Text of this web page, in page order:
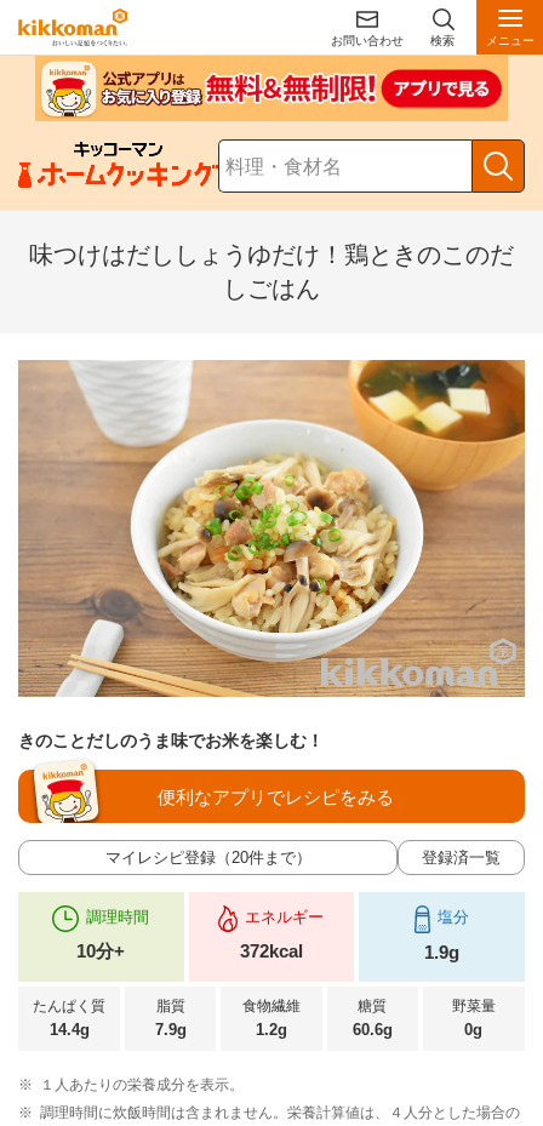
お問い合わせ 検索 メニュー
味つけはだししょうゆだけ！鶏ときのこのだ
しごはん
きのことだしのうま味でお米を楽しむ！
マイレシピ登録（20件まで） 登録済一覧
便利なアプリでレシピをみる
調理時間
10分+
エネルギー
372kcal
塩分
1.9g
たんぱく質
14.4g
脂質
7.9g
食物繊維
1.2g
糖質
60.6g
野菜量
0g
※
１人あたりの栄養成分を表示。
※ 調理時間に炊飯時間は含まれません。栄養計算値は、４人分とした場合の